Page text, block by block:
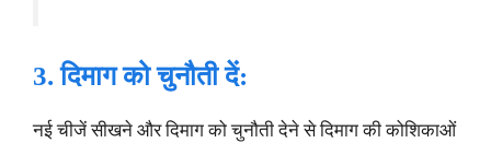
3. दिमाग को चुनौती दें:
नई चीजें सीखने और दिमाग को चुनौती देने से दिमाग की कोशिकाओं